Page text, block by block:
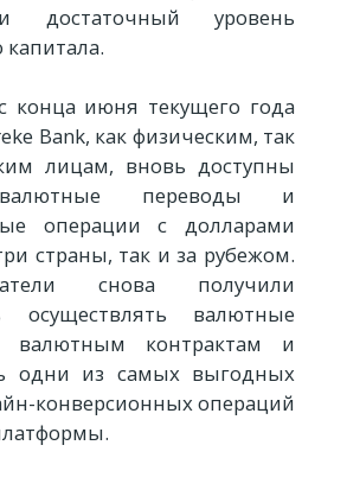
достаточный уровень
капитала.
конца июня текущего года
Bank, как физическим, так
лицам, вновь доступны
переводы и
операции с долларами
страны, так и за рубежом.
снова получили
осуществлять валютные
валютным контрактам и
одни из самых выгодных
конверсионных операций